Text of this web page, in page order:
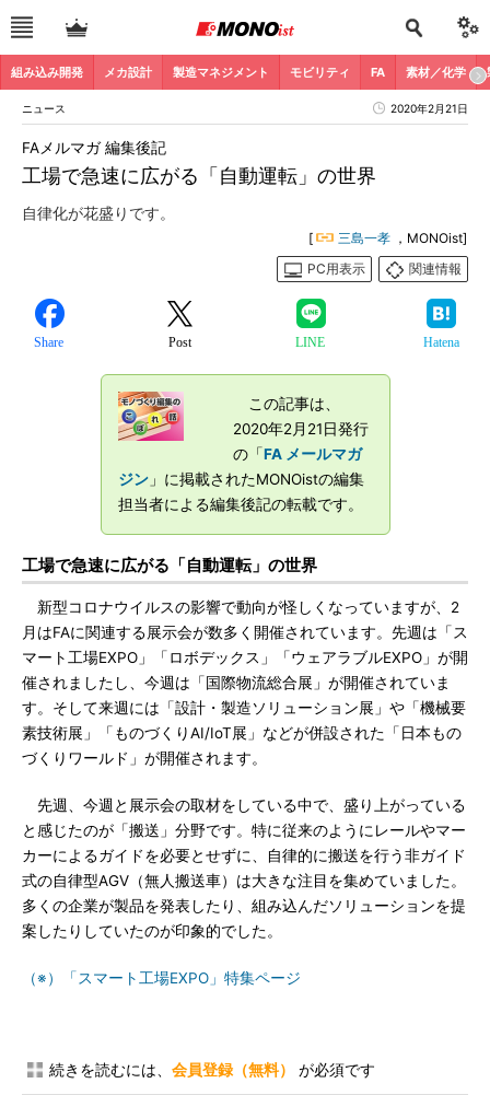
組み込み開発 メカ設計 製造マネジメント モビリティ FA 素材／化学
ニュース 2020年2月21日
工場で急速に広がる「自動運転」の世界
FAメルマガ 編集後記
自律化が花盛りです。
[ 三島一孝 ，MONOist]
PC用表示
関連情報
Share Post LINE Hatena
この記事は、
2020年2月21日発行
の「FA メールマガ
ジン」に掲載されたMONOistの編集
担当者による編集後記の転載です。
工場で急速に広がる「自動運転」の世界
新型コロナウイルスの影響で動向が怪しくなっていますが、2
月はFAに関連する展示会が数多く開催されています。先週は「ス
マート工場EXPO」「ロボデックス」「ウェアラブルEXPO」が開
催されましたし、今週は「国際物流総合展」が開催されていま
す。そして来週には「設計・製造ソリューション展」や「機械要
素技術展」「ものづくりAI/IoT展」などが併設された「日本もの
づくりワールド」が開催されます。
先週、今週と展示会の取材をしている中で、盛り上がっている
と感じたのが「搬送」分野です。特に従来のようにレールやマー
カーによるガイドを必要とせずに、自律的に搬送を行う非ガイド
式の自律型AGV（無人搬送車）は大きな注目を集めていました。
多くの企業が製品を発表したり、組み込んだソリューションを提
案したりしていたのが印象的でした。
（※）「スマート工場EXPO」特集ページ
続きを読むには、 会員登録（無料） が必須です